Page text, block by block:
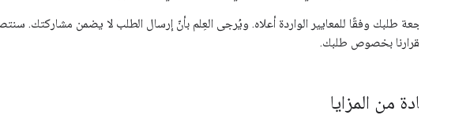
ستتم مراجعة طلبك وفقًا للمعايير الواردة أعلاه. ويُرجى العِلم بأنّ إرسال الطلب لا يضمن مشاركتك.
لإعلامك بقرارنا بخصوص طلبك.
الاستفادة من المزايا